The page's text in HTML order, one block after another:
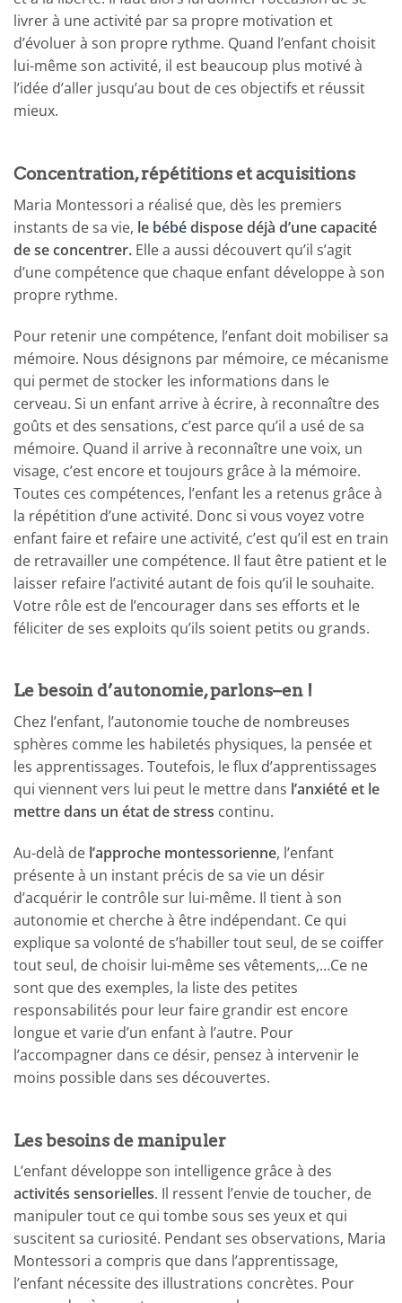
livrer à une activité par sa propre motivation et
d’évoluer à son propre rythme. Quand l’enfant choisit
lui-même son activité, il est beaucoup plus motivé à
l’idée d’aller jusqu’au bout de ces objectifs et réussit
mieux.
Concentration, répétitions et acquisitions
Maria Montessori a réalisé que, dès les premiers
instants de sa vie, le bébédispose déjà d’une capacité
de se concentrer. Elle a aussi découvert qu’il s’agit
d’une compétence que chaque enfant développe à son
propre rythme.
Pour retenir une compétence, l’enfant doit mobiliser sa
mémoire. Nous désignons par mémoire, ce mécanisme
qui permet de stocker les informations dans le
cerveau. Si un enfant arrive à écrire, à reconnaître des
goûts et des sensations, c’est parce qu’il a usé de sa
mémoire. Quand il arrive à reconnaître une voix, un
visage, c’est encore et toujours grâce à la mémoire.
Toutes ces compétences, l’enfant les a retenus grâce à
la répétition d’une activité. Donc si vous voyez votre
enfant faire et refaire une activité, c’est qu’il est en train
de retravailler une compétence. Il faut être patient et le
laisser refaire l’activité autant de fois qu’il le souhaite.
Votre rôle est de l’encourager dans ses efforts et le
féliciter de ses exploits qu’ils soient petits ou grands.
Le besoin d’autonomie, parlons–en !
Chez l’enfant, l’autonomie touche de nombreuses
sphères comme les habiletés physiques, la pensée et
les apprentissages. Toutefois, le flux d’apprentissages
qui viennent vers lui peut le mettre dans l’anxiété et le
mettre dans un état de stress continu.
Au-delà de l’approche montessorienne, l’enfant
présente à un instant précis de sa vie un désir
d’acquérir le contrôle sur lui-même. Il tient à son
autonomie et cherche à être indépendant. Ce qui
explique sa volonté de s’habiller tout seul, de se coiffer
tout seul, de choisir lui-même ses vêtements,…Ce ne
sont que des exemples, la liste des petites
responsabilités pour leur faire grandir est encore
longue et varie d’un enfant à l’autre. Pour
l’accompagner dans ce désir, pensez à intervenir le
moins possible dans ses découvertes.
Les besoins de manipuler
L’enfant développe son intelligence grâce à des
activités sensorielles. Il ressent l’envie de toucher, de
manipuler tout ce qui tombe sous ses yeux et qui
suscitent sa curiosité. Pendant ses observations, Maria
Montessori a compris que dans l’apprentissage,
l’enfant nécessite des illustrations concrètes. Pour